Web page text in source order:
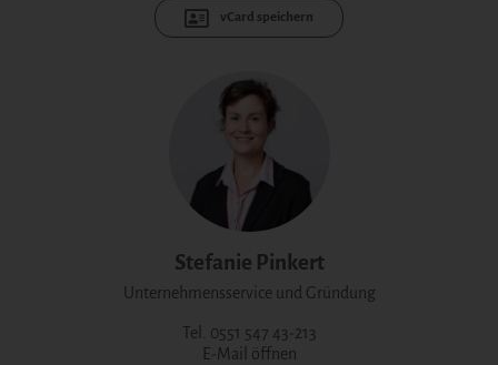
vCard speichern
Stefanie Pinkert
Unternehmensservice und Gründung
Tel. 0551 547 43-213
E-Mail öffnen